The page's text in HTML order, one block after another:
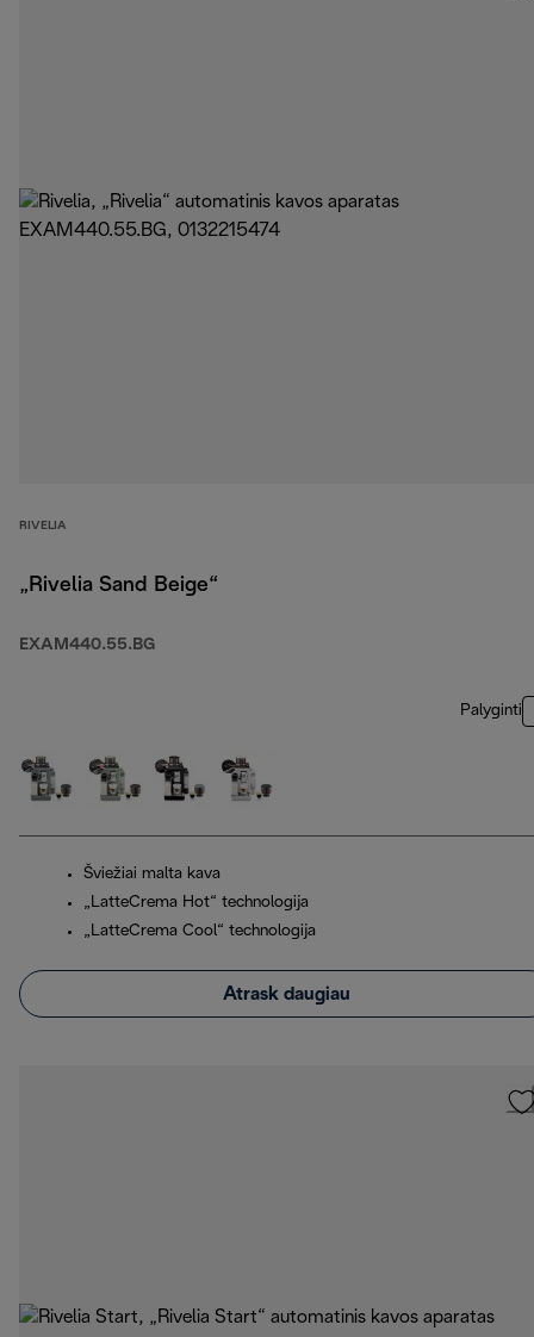
RIVELIA
„Rivelia Sand Beige“
EXAM440.55.BG
Palyginti
Šviežiai malta kava
„LatteCrema Hot“ technologija
„LatteCrema Cool“ technologija
Atrask daugiau